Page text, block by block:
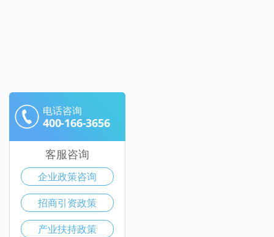
电话咨询
400-166-3656
客服咨询
企业政策咨询
招商引资政策
产业扶持政策